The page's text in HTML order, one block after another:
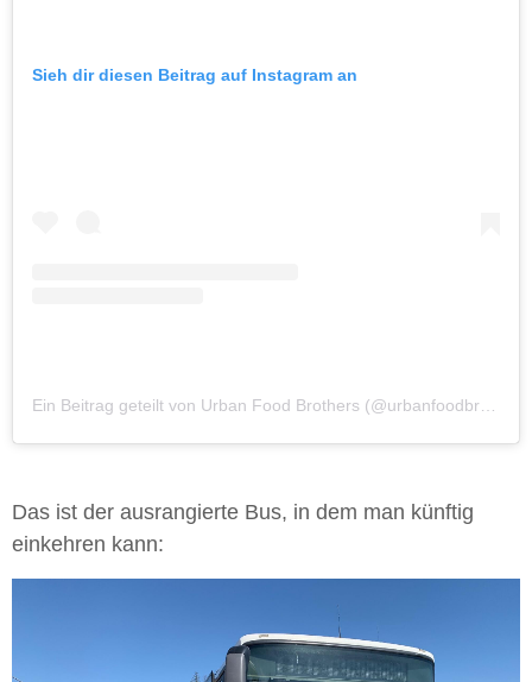
Sieh dir diesen Beitrag auf Instagram an
Das ist der ausrangierte Bus, in dem man künftig
einkehren kann: